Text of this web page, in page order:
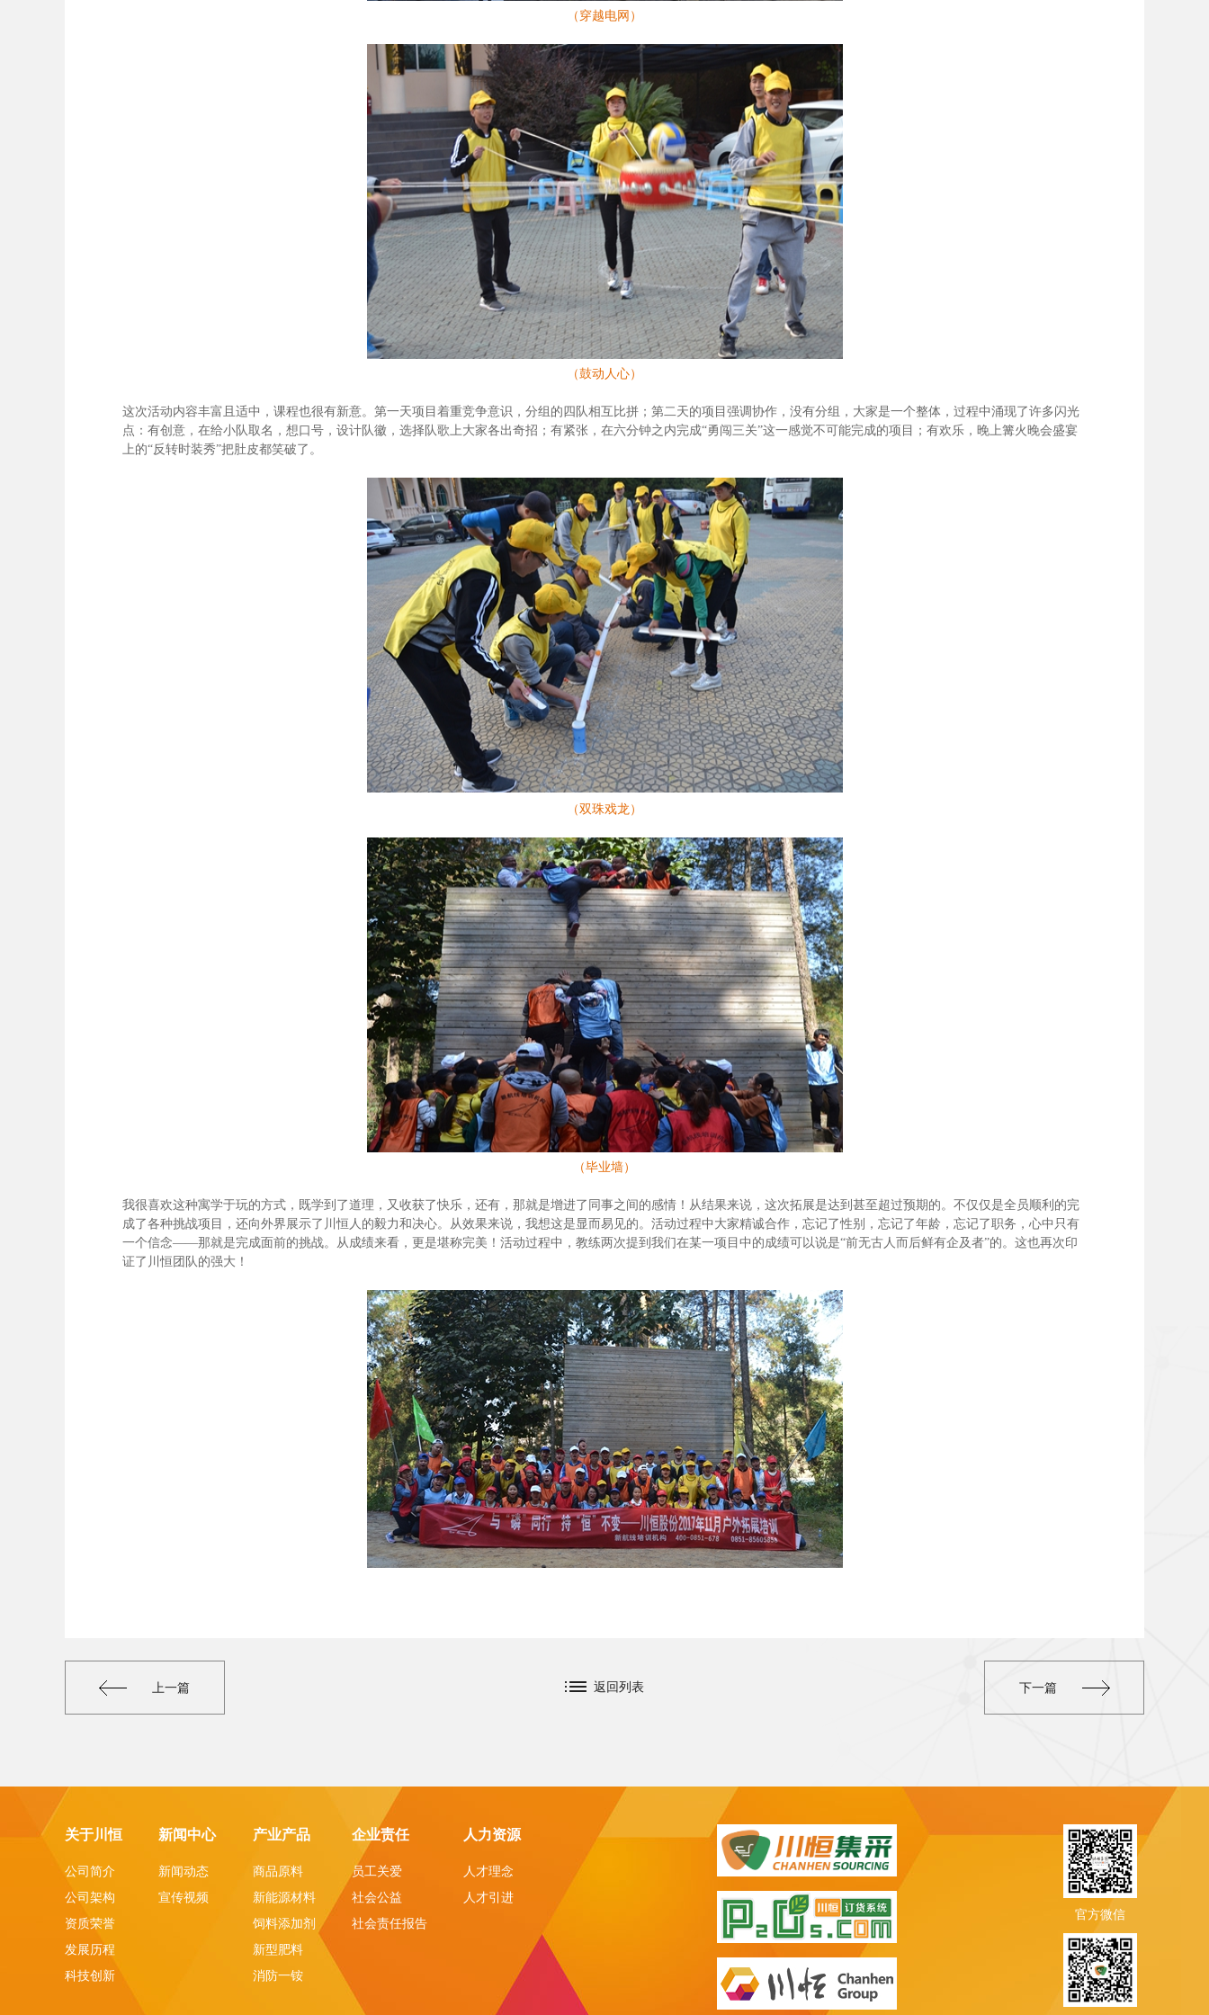
（穿越电网）
（鼓动人心）
这次活动内容丰富且适中，课程也很有新意。第一天项目着重竞争意识，分组的四队相互比拼；第二天的项目强调协作，没有分组，大家是一个整体，过程中涌现了许多闪光
点：有创意，在给小队取名，想口号，设计队徽，选择队歌上大家各出奇招；有紧张，在六分钟之内完成“勇闯三关”这一感觉不可能完成的项目；有欢乐，晚上篝火晚会盛宴
上的“反转时装秀”把肚皮都笑破了。
（双珠戏龙）
（毕业墙）
我很喜欢这种寓学于玩的方式，既学到了道理，又收获了快乐，还有，那就是增进了同事之间的感情！从结果来说，这次拓展是达到甚至超过预期的。不仅仅是全员顺利的完
成了各种挑战项目，还向外界展示了川恒人的毅力和决心。从效果来说，我想这是显而易见的。活动过程中大家精诚合作，忘记了性别，忘记了年龄，忘记了职务，心中只有
一个信念——那就是完成面前的挑战。从成绩来看，更是堪称完美！活动过程中，教练两次提到我们在某一项目中的成绩可以说是“前无古人而后鲜有企及者”的。这也再次印
证了川恒团队的强大！
上一篇 下一篇
返回列表
关于川恒
公司简介
公司架构
资质荣誉
发展历程
科技创新
新闻中心
新闻动态
宣传视频
产业产品
商品原料
新能源材料
饲料添加剂
新型肥料
消防一铵
企业责任
员工关爱
社会公益
社会责任报告
人力资源
人才理念
人才引进
官方微信